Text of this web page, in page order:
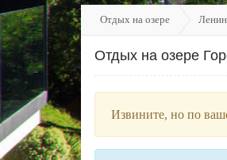
Отдых на озере
Отдых на озере
Извините, но по